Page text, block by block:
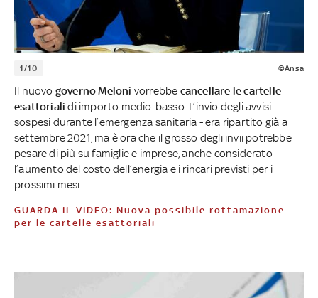
1/10 ©Ansa
Il nuovo governo Meloni vorrebbe cancellare le cartelle
esattoriali di importo medio-basso. L’invio degli avvisi -
sospesi durante l’emergenza sanitaria - era ripartito già a
settembre 2021, ma è ora che il grosso degli invii potrebbe
pesare di più su famiglie e imprese, anche considerato
l’aumento del costo dell’energia e i rincari previsti per i
prossimi mesi
GUARDA IL VIDEO: Nuova possibile rottamazione
per le cartelle esattoriali